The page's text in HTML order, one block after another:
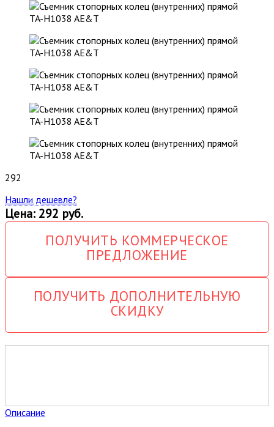
292
Нашли дешевле?
Цена: 292 руб.
ПОЛУЧИТЬ КОММЕРЧЕСКОЕ
ПРЕДЛОЖЕНИЕ
ПОЛУЧИТЬ ДОПОЛНИТЕЛЬНУЮ
СКИДКУ
Описание